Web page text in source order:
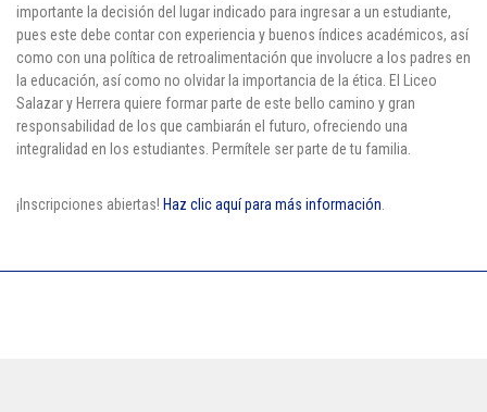
importante la decisión del lugar indicado para ingresar a un estudiante,
pues este debe contar con experiencia y buenos índices académicos, así
como con una política de retroalimentación que involucre a los padres en
la educación, así como no olvidar la importancia de la ética. El
Liceo
Salazar y Herrera quiere formar parte de este bello camino y gran
responsabilidad de los que cambiarán el futuro, ofreciendo una
integralidad en los estudiantes. Permítele ser parte de tu familia.
¡Inscripciones abiertas! Haz clic aquí para más información